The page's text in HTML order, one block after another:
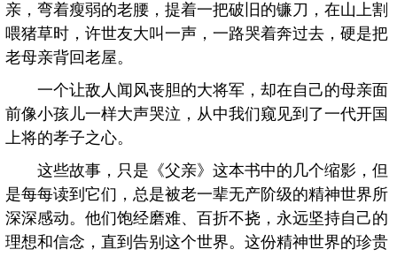
亲，弯着瘦弱的老腰，提着一把破旧的镰刀，在山上割
喂猪草时，许世友大叫一声，一路哭着奔过去，硬是把
老母亲背回老屋。
一个让敌人闻风丧胆的大将军，却在自己的母亲面
前像小孩儿一样大声哭泣，从中我们窥见到了一代开国
上将的孝子之心。
这些故事，只是《父亲》这本书中的几个缩影，但
是每每读到它们，总是被老一辈无产阶级的精神世界所
深深感动。他们饱经磨难、百折不挠，永远坚持自己的
理想和信念，直到告别这个世界。这份精神世界的珍贵